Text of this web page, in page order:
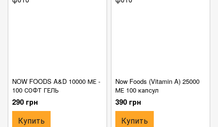
NOW FOODS A&D 10000 МЕ -
100 СОФТ ГЕЛЬ
290 грн
Купить
Now Foods (Vitamin A) 25000
МЕ 100 капсул
390 грн
Купить